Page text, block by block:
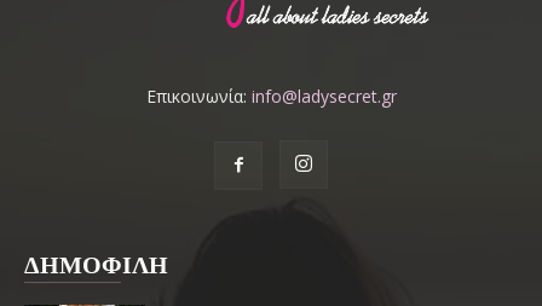
Επικοινωνία: info@ladysecret.gr
ΔΗΜΟΦΙΛΗ